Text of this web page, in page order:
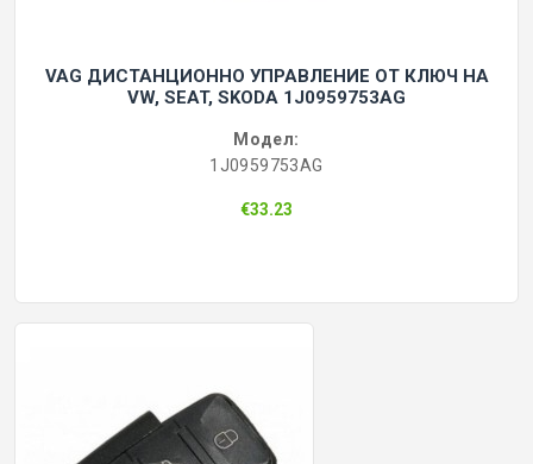
VAG ДИСТАНЦИОННО УПРАВЛЕНИЕ ОТ КЛЮЧ НА
VW, SEAT, SKODA 1J0959753AG
Модел:
1J0959753AG
€33.23